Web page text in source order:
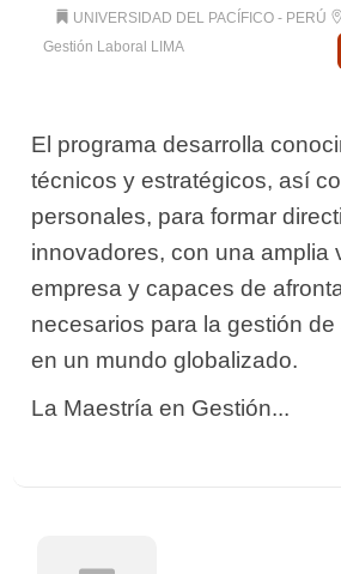
UNIVERSIDAD DEL PACÍFICO - PERÚ
Gestión Laboral LIMA
El programa desarrolla
técnicos y estratégicos, así
personales, para formar
innovadores, con una amplia
empresa y capaces de
necesarios para la gestión
en un mundo globalizado.
La Maestría en Gestión...